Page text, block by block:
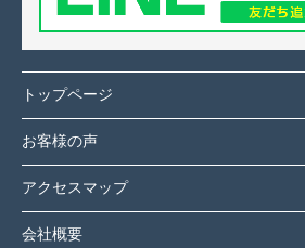
トップページ
お客様の声
アクセスマップ
会社概要